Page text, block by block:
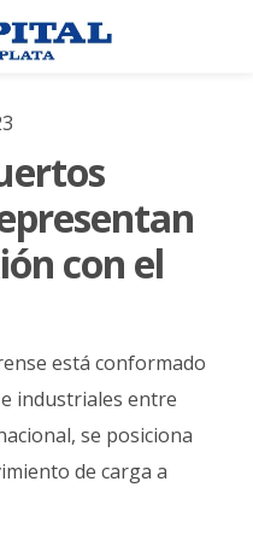
con el
está conformado
industriales entre
se posiciona
de carga a